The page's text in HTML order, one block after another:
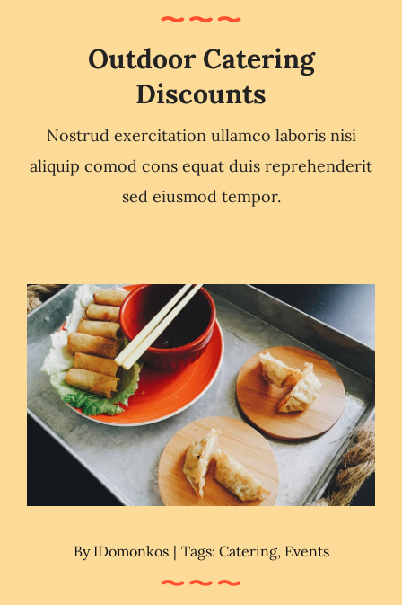
Outdoor Catering
Discounts
Nostrud exercitation ullamco laboris nisi
aliquip comod cons equat duis reprehenderit
sed eiusmod tempor.
By IDomonkos | Tags: Catering, Events